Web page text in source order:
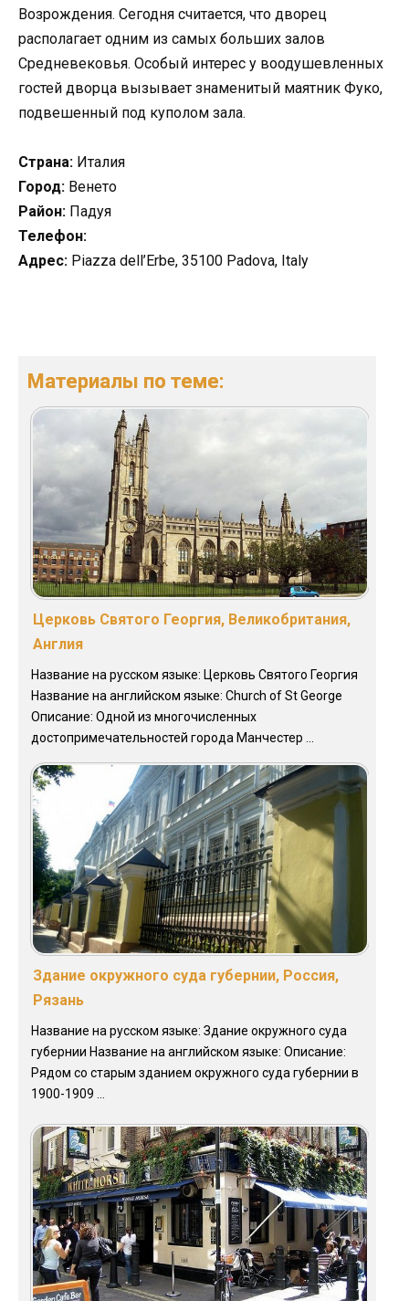
Возрождения. Сегодня считается, что дворец
располагает одним из самых больших залов
Средневековья. Особый интерес у воодушевленных
гостей дворца вызывает знаменитый маятник Фуко,
подвешенный под куполом зала.
Страна: Италия
Город: Венето
Район: Падуя
Телефон:
Адрес: Piazza dell’Erbe, 35100 Padova, Italy
Материалы по теме:
Церковь Святого Георгия, Великобритания,
Англия
Название на русском языке: Церковь Святого Георгия
Название на английском языке: Church of St George
Описание: Одной из многочисленных
достопримечательностей города Манчестер ...
Здание окружного суда губернии, Россия,
Рязань
Название на русском языке: Здание окружного суда
губернии Название на английском языке: Описание:
Рядом со старым зданием окружного суда губернии в
1900-1909 ...